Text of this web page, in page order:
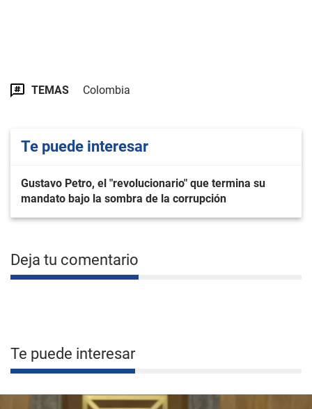
TEMAS Colombia
Te puede interesar
Gustavo Petro, el "revolucionario" que termina su
mandato bajo la sombra de la corrupción
Deja tu comentario
Te puede interesar